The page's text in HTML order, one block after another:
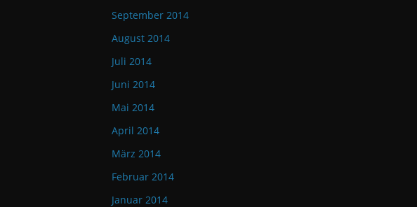
September 2014
August 2014
Juli 2014
Juni 2014
Mai 2014
April 2014
März 2014
Februar 2014
Januar 2014